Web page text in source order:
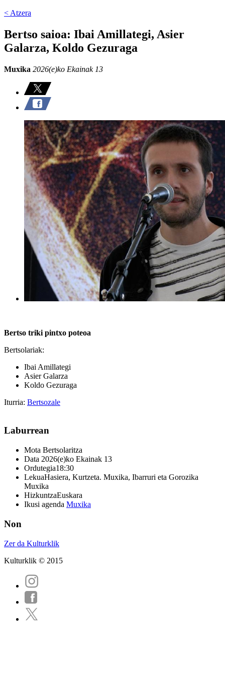
< Atzera
Bertso saioa: Ibai Amillategi, Asier
Galarza, Koldo Gezuraga
Muxika 2026(e)ko Ekainak 13
Bertso triki pintxo poteoa
Bertsolariak:
Ibai Amillategi
Asier Galarza
Koldo Gezuraga
Iturria: Bertsozale
Laburrean
Mota Bertsolaritza
Data 2026(e)ko Ekainak 13
Ordutegia18:30
LekuaHasiera, Kurtzeta. Muxika, Ibarruri eta Gorozika
Muxika
HizkuntzaEuskara
Ikusi agenda Muxika
Non
Zer da Kulturklik
Kulturklik © 2015